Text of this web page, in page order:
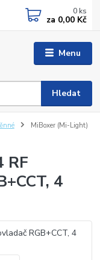
Menu
Hledat
0 ks
za 0,00 Kč
MiBoxer (Mi-Light)
RF
4